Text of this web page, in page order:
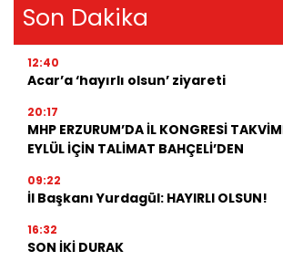
Son Dakika
12:40
Acar’a ‘hayırlı olsun’ ziyareti
20:17
MHP ERZURUM’DA İL KONGRESİ
EYLÜL İÇİN TALİMAT BAHÇELİ’DEN
09:22
İl Başkanı Yurdagül: HAYIRLI OLSUN!
16:32
SON İKİ DURAK